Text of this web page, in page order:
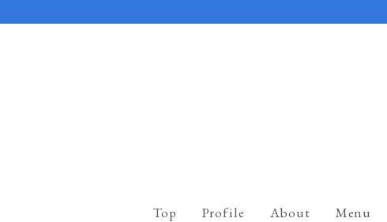
Top Profile About Menu